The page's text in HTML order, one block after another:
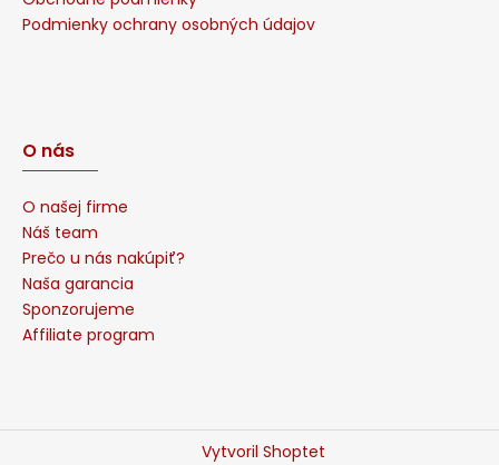
Podmienky ochrany osobných údajov
O nás
O našej firme
Náš team
Prečo u nás nakúpiť?
Naša garancia
Sponzorujeme
Affiliate program
Vytvoril Shoptet